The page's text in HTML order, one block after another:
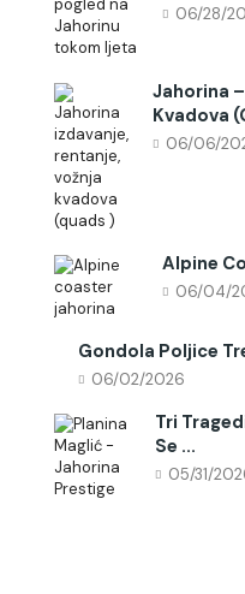
06/28/
Jahorina
Kvadova
06/06/
Alpine
06/04/
Gondola Poljice
06/02/2026
Tri
Se ...
05/31/